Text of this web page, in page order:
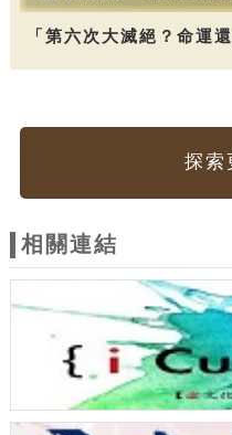
「第六次大滅絕？命運
探索
相關連結